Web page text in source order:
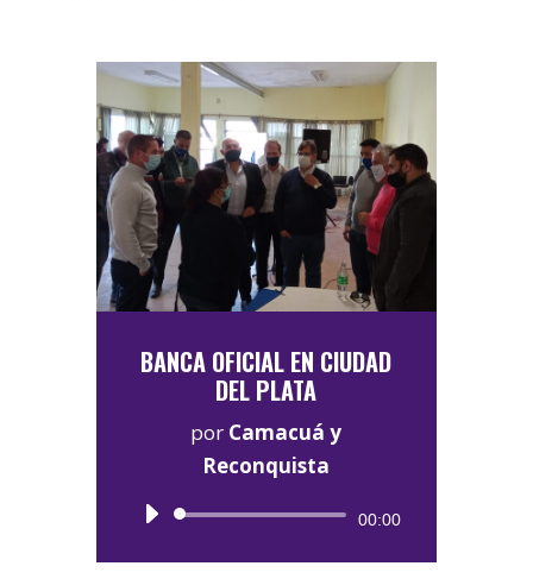
BANCA OFICIAL EN CIUDAD
DEL PLATA
por Camacuá y
Reconquista
Reproductor
00:00